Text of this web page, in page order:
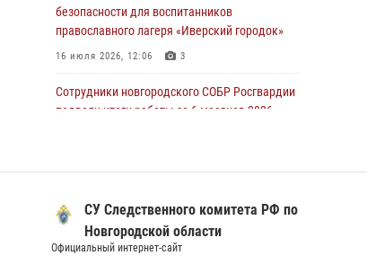
Новгородские росгвардейцы задержали
Телесюжет в программе "Новгородское
29 июля 2026, 12:54 1
безопасности для воспитанников
православного лагеря «Иверский городок»
16 июля 2026, 12:06 3
Сотрудники новгородского СОБР Росгвардии
подвели итоги работы за 6 месяцев 2026
участие в мастер-классе ко Дню семьи,
любви и верности
08 июля 2026, 13:48 3
СУ Следственного комитета РФ по
Новгородской области
Официальный интернет-сайт